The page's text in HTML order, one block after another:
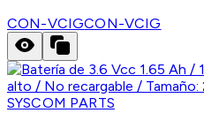
CON-VCIGCON-VCIG
SYSCOM PARTS